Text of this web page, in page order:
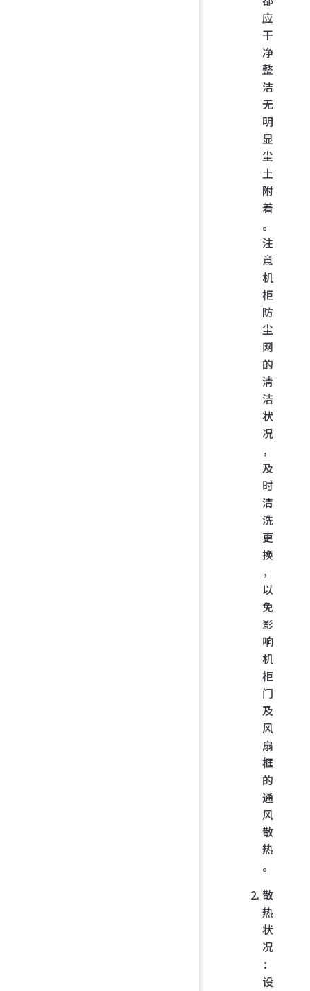
应
干
净
整
洁
无
明
显
尘
土
附
着
。
注
意
机
柜
防
尘
网
的
清
洁
状
况
，
及
时
清
洗
更
换
，
以
免
影
响
机
柜
门
及
风
扇
框
的
通
风
散
热
。
散
热
状
况
：
设